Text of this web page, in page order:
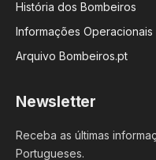
História dos Bombeiros
Informações Operacionais
Arquivo Bombeiros.pt
Newsletter
Receba as últimas
Portugueses.